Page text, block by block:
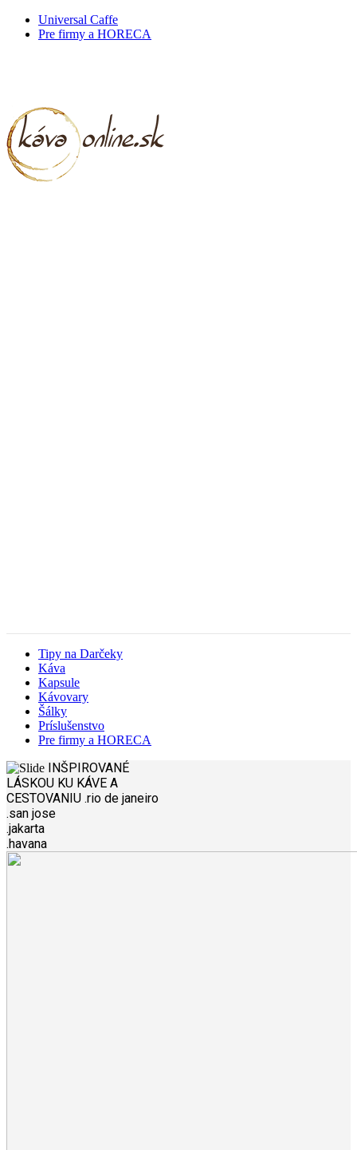
Universal Caffe
Pre firmy a HORECA
Tipy na Darčeky
Káva
Kapsule
Kávovary
Šálky
Príslušenstvo
Pre firmy a HORECA
INŠPIROVANÉ
LÁSKOU KU KÁVE A
CESTOVANIU .rio de janeiro
.san jose
.jakarta
.havana